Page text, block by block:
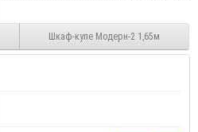
Шкаф-купе Модерн-2 1,65м